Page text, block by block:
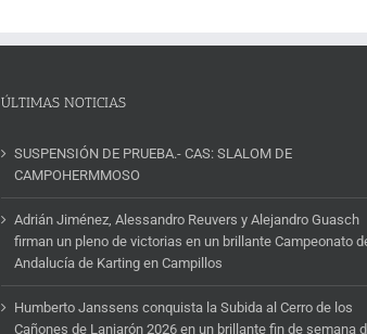
ÚLTIMAS NOTICIAS
SUSPENSIÓN DE PRUEBA.- CAS: SLALOM DE
CAMPOHERMMOSO
Adrián Jiménez, Alessandro Reuvers y Alejandro Guasch
firman un pleno de victorias en un brillante Campeonato
Andalucía de Karting en Campillos
Humberto Janssens conquista la Subida al Cerro de los
Cañones de Lanjarón 2026 en un brillante fin de semana